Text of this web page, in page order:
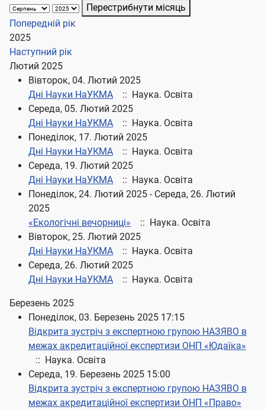
Перестрибнути місяць
Попередній рік
2025
Наступний рік
Лютий 2025
Вівторок, 04. Лютий 2025
Дні Науки НаУКМА
:: Наука. Освіта
Середа, 05. Лютий 2025
Дні Науки НаУКМА
:: Наука. Освіта
Понеділок, 17. Лютий 2025
Дні Науки НаУКМА
:: Наука. Освіта
Середа, 19. Лютий 2025
Дні Науки НаУКМА
:: Наука. Освіта
Понеділок, 24. Лютий 2025 - Середа, 26. Лютий
2025
«Екологічні вечорниці»
:: Наука. Освіта
Вівторок, 25. Лютий 2025
Дні Науки НаУКМА
:: Наука. Освіта
Середа, 26. Лютий 2025
Дні Науки НаУКМА
:: Наука. Освіта
Березень 2025
Понеділок, 03. Березень 2025 17:15
Відкрита зустріч з експертною групою НАЗЯВО в
межах акредитаційної експертизи ОНП «Юдаїка»
:: Наука. Освіта
Середа, 19. Березень 2025 15:00
Відкрита зустріч з експертною групою НАЗЯВО в
межах акредитаційної експертизи ОНП «Право»